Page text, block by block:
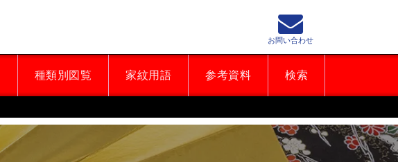
種類別図覧 家紋用語 参考資料 検索
お問い合わせ